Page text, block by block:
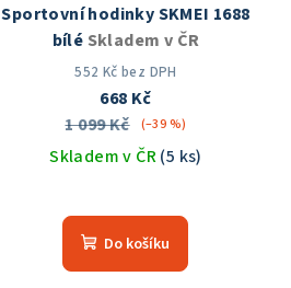
Sportovní hodinky SKMEI 1688
bílé Skladem v ČR
552 Kč bez DPH
668 Kč
1 099 Kč
(–39 %)
Skladem v ČR(5 ks)
hodnocení
produktu
je
Do košíku